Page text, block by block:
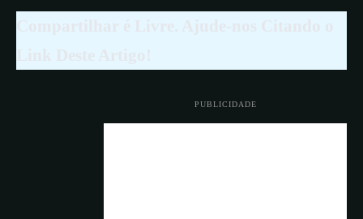
PUBLICIDADE